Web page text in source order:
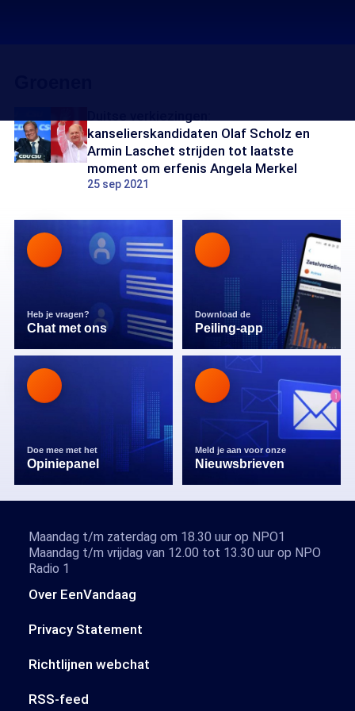
kanselierskandidaten Olaf Scholz en
Armin Laschet strijden tot laatste
moment om erfenis Angela Merkel
25 sep 2021
Heb je vragen?
Chat met ons
Download de
Peiling-app
Doe mee met het
Opiniepanel
Meld je aan voor onze
Nieuwsbrieven
Over EenVandaag
Privacy Statement
Richtlijnen webchat
RSS-feed
Maandag t/m zaterdag om 18.30 uur op NPO1
Maandag t/m vrijdag van 12.00 tot 13.30 uur op NPO
Radio 1